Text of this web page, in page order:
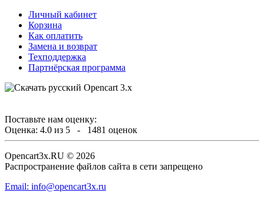
Личный кабинет
Корзина
Как оплатить
Замена и возврат
Техподдержка
Партнёрская программа
Поставьте нам оценку:
Оценка: 4.0 из 5 - 1481 оценок
Opencart3x.RU © 2026
Распространение файлов сайта в сети запрещено
Email: info@opencart3x.ru